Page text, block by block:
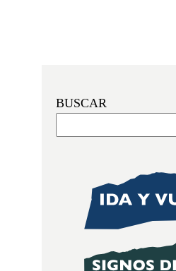
BUSCAR